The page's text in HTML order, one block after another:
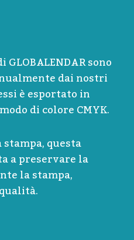
sono
dai nostri
è esportato in
di colore CMYK.
questa
a preservare la
la stampa,